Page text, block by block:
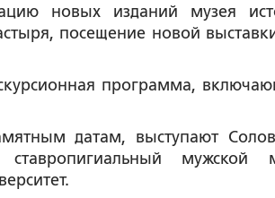
новых изданий музея
посещение новой
программа,
датам, выступают
ставропигиальный мужской